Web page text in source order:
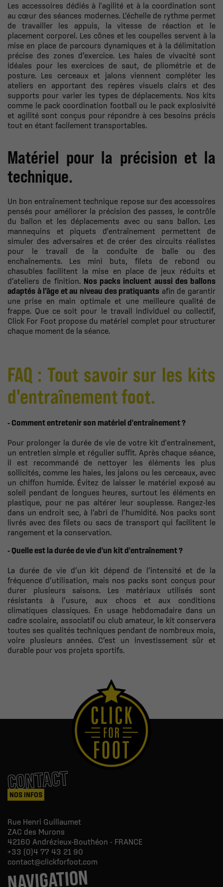
Les accessoires dédiés à l'agilité et à la coordination sont
au cœur des séances modernes. L’échelle de rythme permet
de travailler les appuis, la vitesse de réaction et le
placement corporel. Les cônes et les coupelles servent à la
mise en place de parcours dynamiques et à la délimitation
précise des zones d’exercice. Les haies de vivacité sont
idéales pour les exercices de saut, de pliométrie et de
posture. Les cerceaux et jalons viennent compléter les
ateliers en apportant des repères visuels clairs et des
supports pour varier les types de déplacements. Nos kits
comme le pack coordination football ou le pack explosivité
et agilité sont conçus pour répondre à ces besoins précis
tout en étant facilement transportables.
Matériel pour la précision et la
technique.
Un bon entraînement technique repose sur des accessoires
pensés pour améliorer la précision des passes, le contrôle
du ballon et les déplacements avec ou sans ballon. Les
mannequins et piquets d'entraînement permettent de
simuler des adversaires et de créer des circuits réalistes
pour le travail de la conduite de balle ou des
enchaînements. Les mini buts, filets de rebond ou
chasubles facilitent la mise en place de jeux réduits et
d’ateliers de finition. Nos packs incluent aussi des ballons
adaptés à l’âge et au niveau des pratiquants afin de garantir
une prise en main optimale et une meilleure qualité de
frappe. Que ce soit pour le travail individuel ou collectif,
Click For Foot propose du matériel complet pour structurer
chaque moment de la séance.
FAQ : Tout savoir sur les kits
d'entraînement foot.
- Comment entretenir son matériel d'entraînement ?
Pour prolonger la durée de vie de votre kit d'entraînement,
un entretien simple et régulier suffit. Après chaque séance,
il est recommandé de nettoyer les éléments les plus
sollicités, comme les haies, les jalons ou les cerceaux, avec
un chiffon humide. Évitez de laisser le matériel exposé au
soleil pendant de longues heures, surtout les éléments en
plastique, pour ne pas altérer leur souplesse. Rangez-les
dans un endroit sec, à l’abri de l’humidité. Nos packs sont
livrés avec des filets ou sacs de transport qui facilitent le
rangement et la conservation.
- Quelle est la durée de vie d'un kit d'entraînement ?
La durée de vie d’un kit dépend de l’intensité et de la
fréquence d’utilisation, mais nos packs sont conçus pour
durer plusieurs saisons. Les matériaux utilisés sont
résistants à l’usure, aux chocs et aux conditions
climatiques classiques. En usage hebdomadaire dans un
cadre scolaire, associatif ou club amateur, le kit conservera
toutes ses qualités techniques pendant de nombreux mois,
voire plusieurs années. C’est un investissement sûr et
durable pour vos projets sportifs.
CONTACT
NOS INFOS
Rue Henri Guillaumet
ZAC des Murons
42160 Andrézieux-Bouthéon - FRANCE
+33 (0)4 77 43 21 90
contact@clickforfoot.com
NAVIGATION